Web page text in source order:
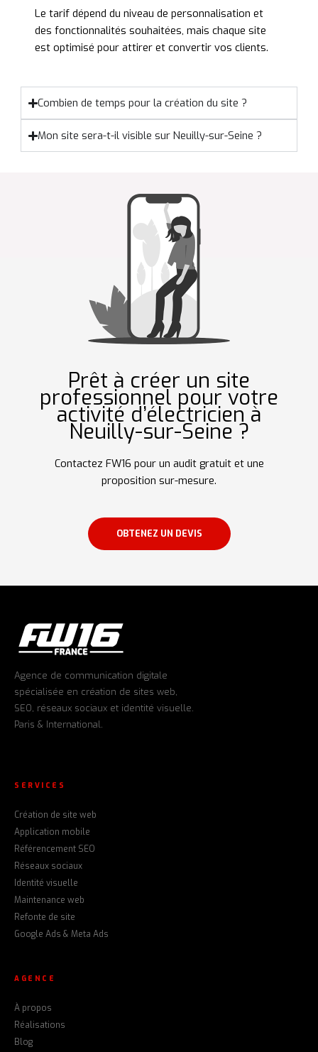
Le tarif dépend du niveau de personnalisation et
des fonctionnalités souhaitées, mais chaque site
est optimisé pour attirer et convertir vos clients.
Combien de temps pour la création du site ?
Mon site sera-t-il visible sur Neuilly-sur-Seine ?
Prêt à créer un site
professionnel pour votre
activité d’électricien à
Neuilly-sur-Seine ?
Contactez FW16 pour un audit gratuit et une
proposition sur-mesure.
OBTENEZ UN DEVIS
Agence de communication digitale
spécialisée en création de sites web,
SEO, réseaux sociaux et identité visuelle.
Paris & International.
SERVICES
Création de site web
Application mobile
Référencement SEO
Réseaux sociaux
Identité visuelle
Maintenance web
Refonte de site
Google Ads & Meta Ads
AGENCE
À propos
Réalisations
Blog